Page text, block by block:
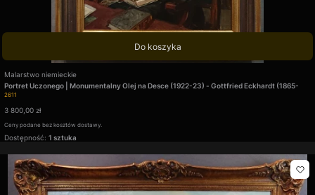
Do koszyka
Kod produktu
2611
Portret Uczonego | Monumentalny Olej na Desce (1922-23) - Gottfried Eckhardt (1865-
1933)
Producent
Malarstwo niemieckie
Cena
3 800,00 zł
Ceny podane bez kosztów dostawy.
Dostępność: 1 sztuka